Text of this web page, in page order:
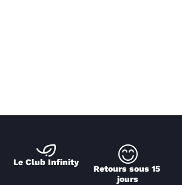
Le Club Infinity
Retours sous 15
jours